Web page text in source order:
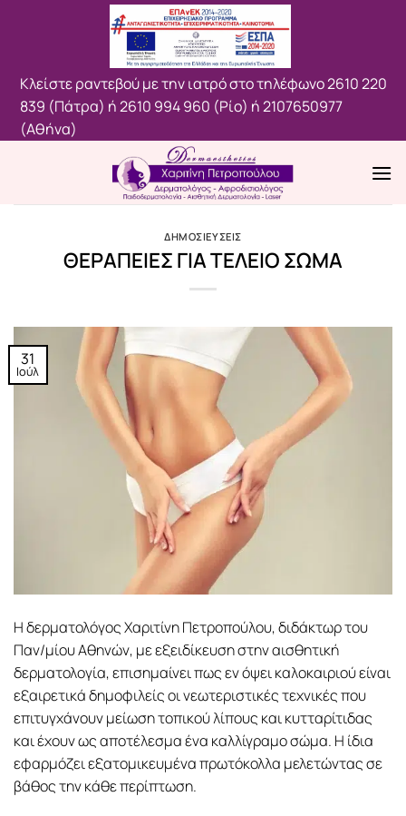
Κλείστε ραντεβού με την ιατρό στο τηλέφωνο2610 220
839 (Πάτρα) ή2610 994 960 (Ρίο) ή2107650977
(Aθήνα)
ΔΗΜΟΣΙΕΥΣΕΙΣ
ΘΕΡΑΠΕΙΕΣ ΓΙΑ ΤΕΛΕΙΟ ΣΩΜΑ
31
Ιούλ
Η δερματολόγος Χαριτίνη Πετροπούλου, διδάκτωρ του
Παν/μίου Αθηνών, με εξειδίκευση στην αισθητική
δερματολογία, επισημαίνει πως εν όψει καλοκαιριού είναι
εξαιρετικά δημοφιλείς οι νεωτεριστικές τεχνικές που
επιτυγχάνουν μείωση τοπικού λίπους και κυτταρίτιδας
και έχουν ως αποτέλεσμα ένα καλλίγραμο σώμα. Η ίδια
εφαρμόζει εξατομικευμένα πρωτόκολλα μελετώντας σε
βάθος την κάθε περίπτωση.